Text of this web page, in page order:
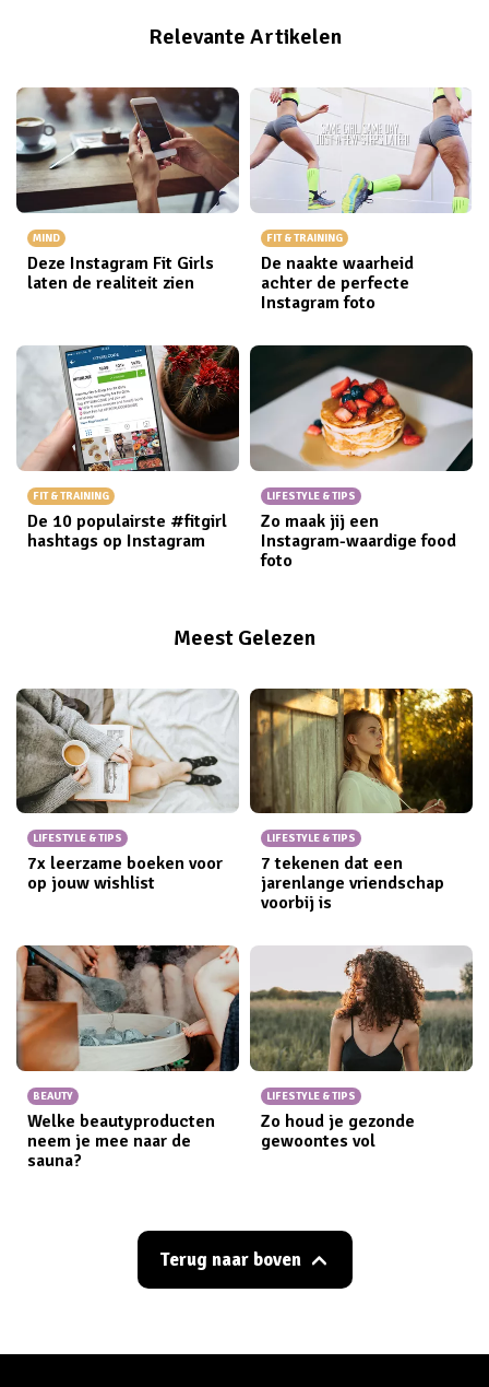
Relevante Artikelen
MIND
Deze Instagram Fit Girls
laten de realiteit zien
FIT & TRAINING
De naakte waarheid
achter de perfecte
Instagram foto
FIT & TRAINING
De 10 populairste #fitgirl
hashtags op Instagram
LIFESTYLE & TIPS
Zo maak jij een
Instagram-waardige food
foto
Meest Gelezen
LIFESTYLE & TIPS
7x leerzame boeken voor
op jouw wishlist
LIFESTYLE & TIPS
7 tekenen dat een
jarenlange vriendschap
voorbij is
BEAUTY
Welke beautyproducten
neem je mee naar de
sauna?
LIFESTYLE & TIPS
Zo houd je gezonde
gewoontes vol
Terug naar boven